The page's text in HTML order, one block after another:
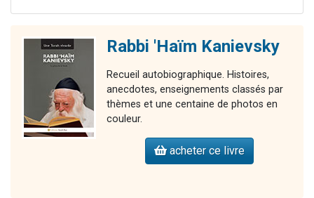
Rabbi 'Haïm Kanievsky
Recueil autobiographique. Histoires,
anecdotes, enseignements classés par
thèmes et une centaine de photos en
couleur.
acheter ce livre